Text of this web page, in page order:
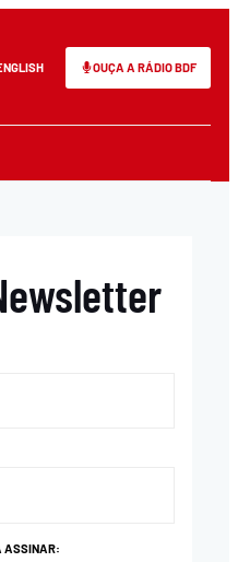
OUÇA A RÁDIO BDF
ASSINAR: